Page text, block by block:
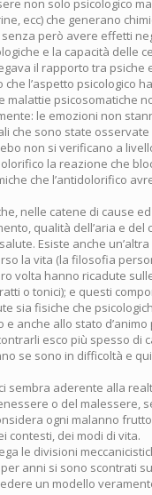
ecc) che generano
però avere effetti
e la capacità delle
il rapporto tra
che l’aspetto psicologico
malattie psicosomatiche
le emozioni non
che sono state
non si verificano a
la reazione che
che l’antidolorifico
nelle catene di cause
qualità dell’aria e
Esiste anche
la vita (la filosofia
volta hanno ricadute
o tonici); e questi
sia fisiche che
e anche allo stato
esco più spesso di
se sono in difficoltà e
sembra aderente alla
o del malessere,
ogni malanno
contesti, dei modi di vita.
le divisioni
anni si sono scontrati
un modello